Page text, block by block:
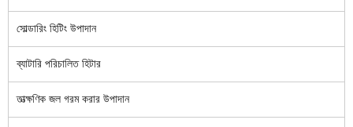
সোল্ডারিং হিটিং উপাদান
ব্যাটারি পরিচালিত হিটার
তাত্ক্ষণিক জল গরম করার উপাদান